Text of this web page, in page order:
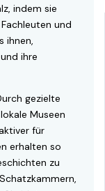
indem sie
und
ihnen,
ihre
gezielte
Museen
für
erhalten so
zu